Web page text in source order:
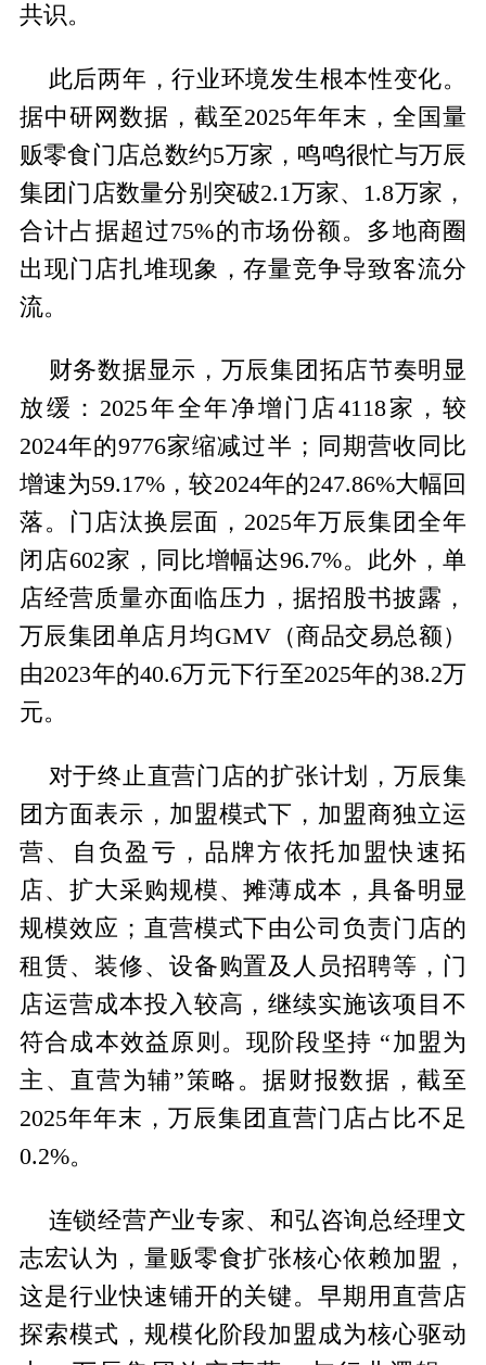
共识。
此后两年，行业环境发生根本性变化。
据中研网数据，截至2025年年末，全国量
贩零食门店总数约5万家，鸣鸣很忙与万辰
集团门店数量分别突破2.1万家、1.8万家，
合计占据超过75%的市场份额。多地商圈
出现门店扎堆现象，存量竞争导致客流分
流。
财务数据显示，万辰集团拓店节奏明显
放缓：2025年全年净增门店4118家，较
2024年的9776家缩减过半；同期营收同比
增速为59.17%，较2024年的247.86%大幅回
落。门店汰换层面，2025年万辰集团全年
闭店602家，同比增幅达96.7%。此外，单
店经营质量亦面临压力，据招股书披露，
万辰集团单店月均GMV（商品交易总额）
由2023年的40.6万元下行至2025年的38.2万
元。
对于终止直营门店的扩张计划，万辰集
团方面表示，加盟模式下，加盟商独立运
营、自负盈亏，品牌方依托加盟快速拓
店、扩大采购规模、摊薄成本，具备明显
规模效应；直营模式下由公司负责门店的
租赁、装修、设备购置及人员招聘等，门
店运营成本投入较高，继续实施该项目不
符合成本效益原则。现阶段坚持 “加盟为
主、直营为辅”策略。据财报数据，截至
2025年年末，万辰集团直营门店占比不足
0.2%。
连锁经营产业专家、和弘咨询总经理文
志宏认为，量贩零食扩张核心依赖加盟，
这是行业快速铺开的关键。早期用直营店
探索模式，规模化阶段加盟成为核心驱动